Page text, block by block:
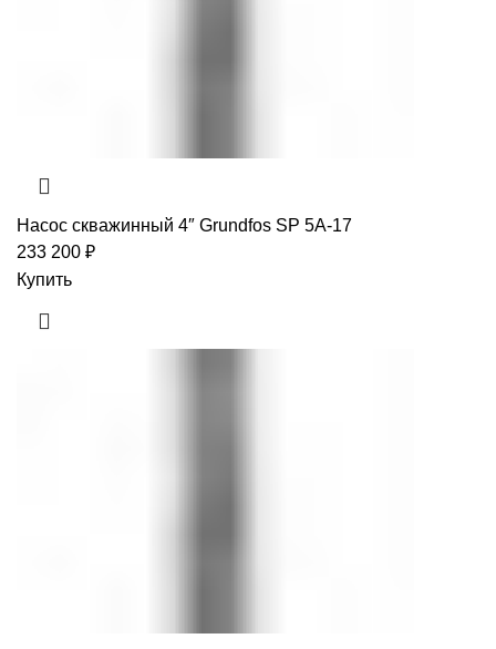
Насос скважинный 4″ Grundfos SP 5A-17
233 200 ₽
Купить